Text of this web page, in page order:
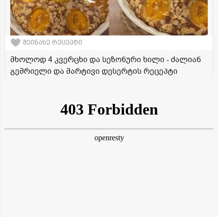
შეინახე რეცეპტი
მხოლოდ 4 კვერცხი და სეზონური ხილი - ძალიან
გემრიელი და მარტივი დესერტის რეცეპტი